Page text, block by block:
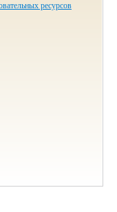
ресурсов